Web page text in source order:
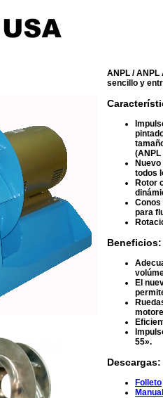
ANPL / ANPL
sencillo y
(ANPL
todos
Rotor
Conos
para
Beneficios:
El
55».
Descargas:
Folleto